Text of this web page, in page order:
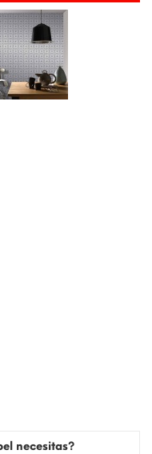
necesitas?